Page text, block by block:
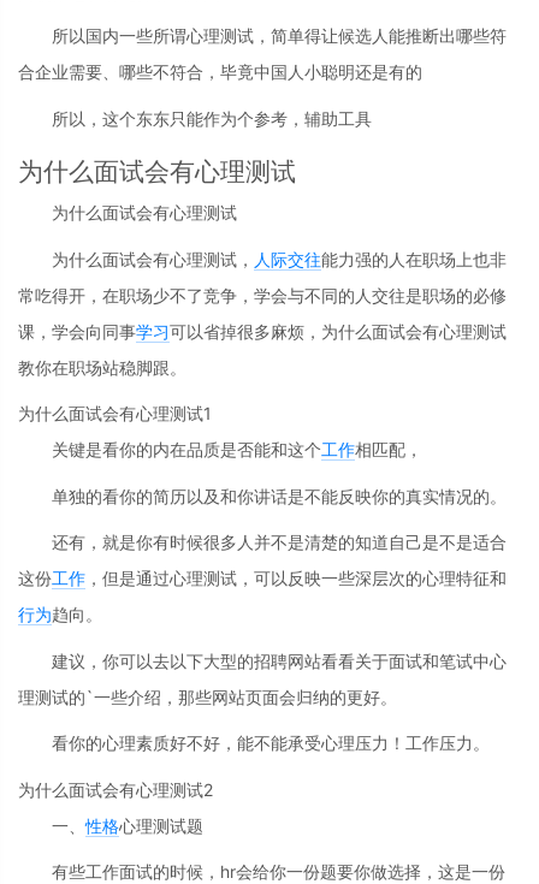
所以国内一些所谓心理测试，简单得让候选人能推断出哪些符
合企业需要、哪些不符合，毕竟中国人小聪明还是有的
所以，这个东东只能作为个参考，辅助工具
为什么面试会有心理测试
为什么面试会有心理测试
为什么面试会有心理测试， 人际交往能力强的人在职场上也非
常吃得开，在职场少不了竞争，学会与不同的人交往是职场的必修
课，学会向同事学习可以省掉很多麻烦，为什么面试会有心理测试
教你在职场站稳脚跟。
为什么面试会有心理测试1
关键是看你的内在品质是否能和这个工作相匹配，
单独的看你的简历以及和你讲话是不能反映你的真实情况的。
还有，就是你有时候很多人并不是清楚的知道自己是不是适合
这份工作 ，但是通过心理测试，可以反映一些深层次的心理特征和
行为趋向。
建议，你可以去以下大型的招聘网站看看关于面试和笔试中心
理测试的`一些介绍，那些网站页面会归纳的更好。
看你的心理素质好不好，能不能承受心理压力！工作压力。
为什么面试会有心理测试2
一、性格心理测试题
有些工作面试的时候，hr会给你一份题要你做选择，这是一份